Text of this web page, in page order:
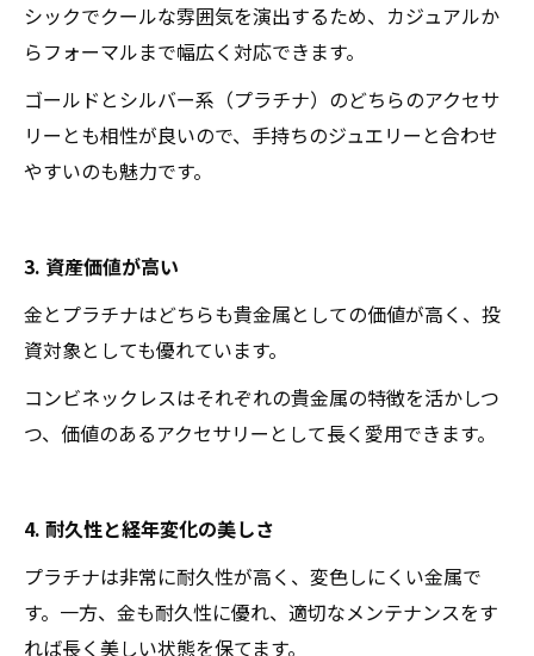
シックでクールな雰囲気を演出するため、カジュアルか
らフォーマルまで幅広く対応できます。
ゴールドとシルバー系（プラチナ）のどちらのアクセサ
リーとも相性が良いので、手持ちのジュエリーと合わせ
やすいのも魅力です。
3. 資産価値が高い
金とプラチナはどちらも貴金属としての価値が高く、投
資対象としても優れています。
コンビネックレスはそれぞれの貴金属の特徴を活かしつ
つ、価値のあるアクセサリーとして長く愛用できます。
4. 耐久性と経年変化の美しさ
プラチナは非常に耐久性が高く、変色しにくい金属で
す。一方、金も耐久性に優れ、適切なメンテナンスをす
れば長く美しい状態を保てます。